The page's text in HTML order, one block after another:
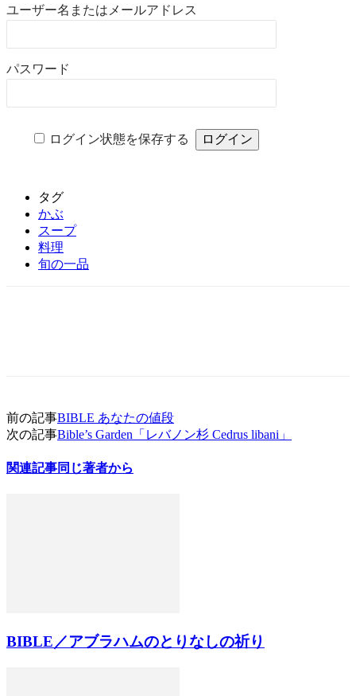
ユーザー名またはメールアドレス
パスワード
ログイン状態を保存する
タグ
かぶ
スープ
料理
旬の一品
前の記事BIBLE あなたの値段
次の記事Bible’s Garden「レバノン杉 Cedrus libani」
関連記事同じ著者から
BIBLE／アブラハムのとりなしの祈り